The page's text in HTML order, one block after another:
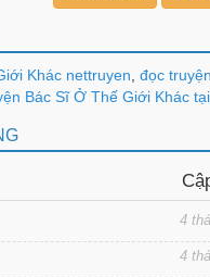
Khác nettruyen đọc
Bác Sĩ Ở Thế Giới Khác
4
4